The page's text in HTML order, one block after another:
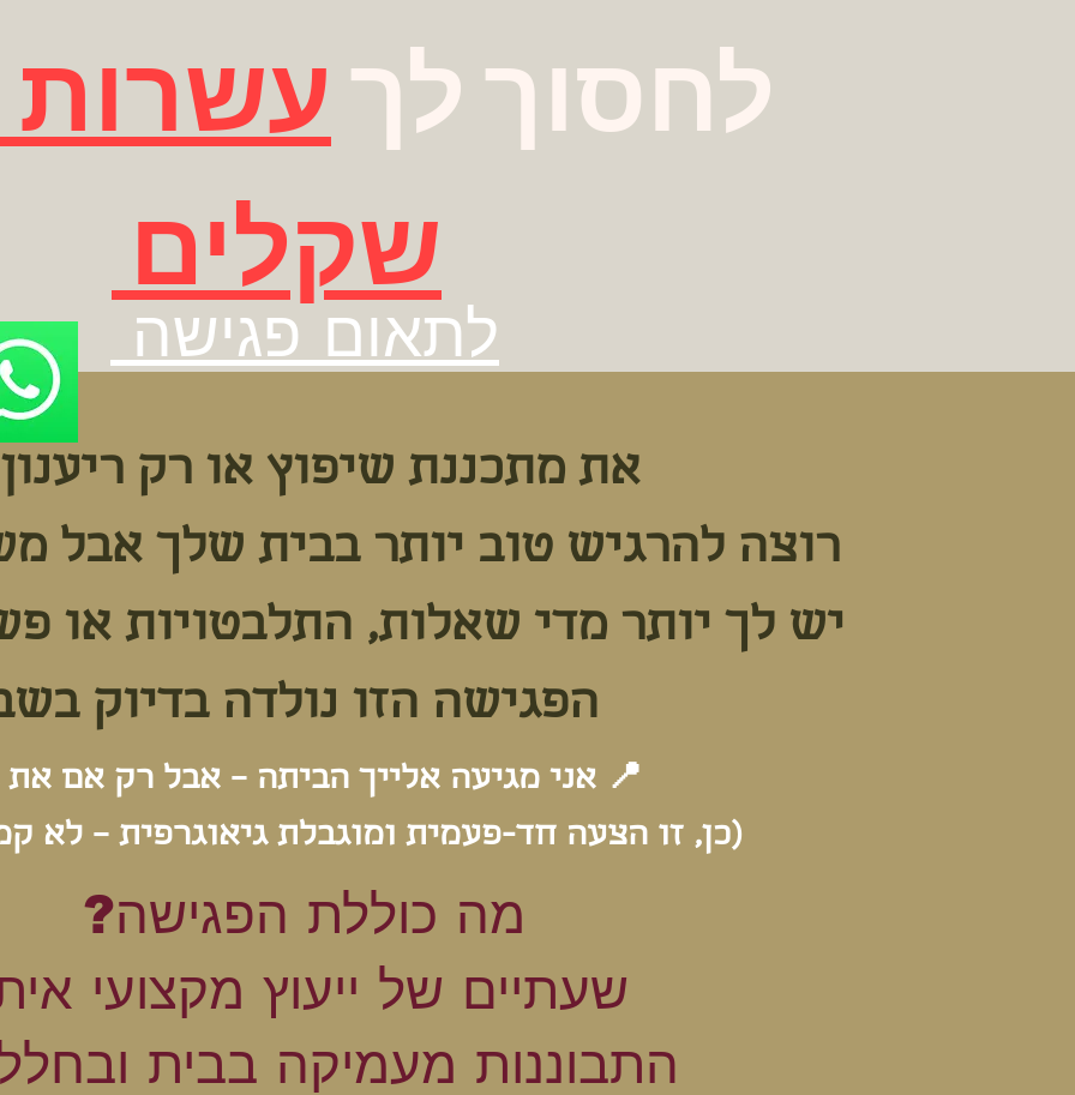
לחסוך לך עשרות
שקלים
לתאום פגישה
את מתכננת שיפוץ או רק
רוצה להרגיש טוב יותר בבית שלך אבל
יש לך יותר מדי שאלות, התלבטויות או
הפגישה הזו נולדה בדיוק
📍 אני מגיעה אלייך הביתה – אבל רק אם
(כן, זו הצעה חד-פעמית ומוגבלת גיאוגרפית – לא
מה כוללת הפגישה?
שעתיים של ייעוץ מקצועי
התבוננות מעמיקה בבית